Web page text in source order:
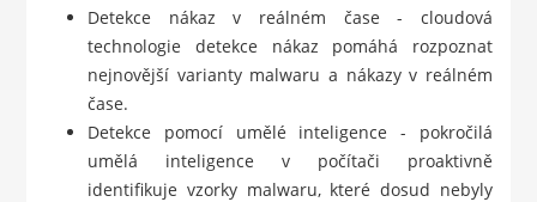
Detekce nákaz v reálném čase - cloudová
technologie detekce nákaz pomáhá rozpoznat
nejnovější varianty malwaru a nákazy v reálném
čase.
Detekce pomocí umělé inteligence - pokročilá
umělá inteligence v počítači proaktivně
identifikuje vzorky malwaru, které dosud nebyly